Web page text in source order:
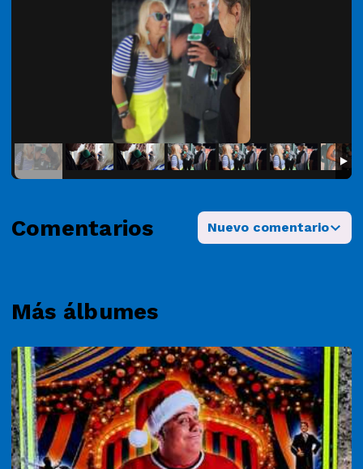
Más álbumes
Comentarios Nuevo comentario